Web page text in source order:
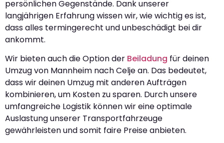
persönlichen Gegenstände. Dank unserer
langjährigen Erfahrung wissen wir, wie wichtig es ist,
dass alles termingerecht und unbeschädigt bei dir
ankommt.
Wir bieten auch die Option der Beiladung für deinen
Umzug von Mannheim nach Celje an. Das bedeutet,
dass wir deinen Umzug mit anderen Aufträgen
kombinieren, um Kosten zu sparen. Durch unsere
umfangreiche Logistik können wir eine optimale
Auslastung unserer Transportfahrzeuge
gewährleisten und somit faire Preise anbieten.